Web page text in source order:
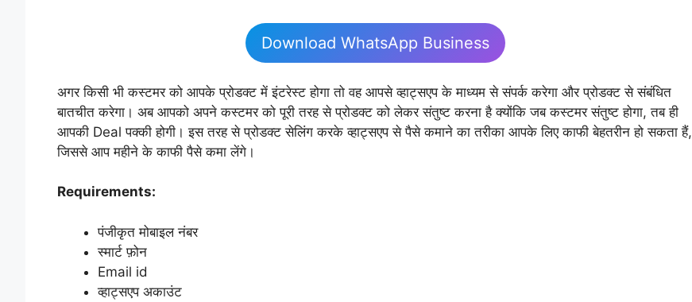
Download WhatsApp Business
अगर किसी भी कस्टमर को आपके प्रोडक्ट में इंटरेस्ट होगा तो वह आपसे व्हाट्सएप के माध्यम से संपर्क करेगा और प्रोडक्ट से संबंधित
बातचीत करेगा। अब आपको अपने कस्टमर को पूरी तरह से प्रोडक्ट को लेकर संतुष्ट करना है क्योंकि जब कस्टमर संतुष्ट होगा, तब ही
आपकी Deal पक्की होगी। इस तरह से प्रोडक्ट सेलिंग करके व्हाट्सएप से पैसे कमाने का तरीका आपके लिए काफी बेहतरीन हो सकता हैं,
जिससे आप महीने के काफी पैसे कमा लेंगे।
Requirements:
पंजीकृत मोबाइल नंबर
स्मार्ट फ़ोन
Email id
व्हाट्सएप अकाउंट